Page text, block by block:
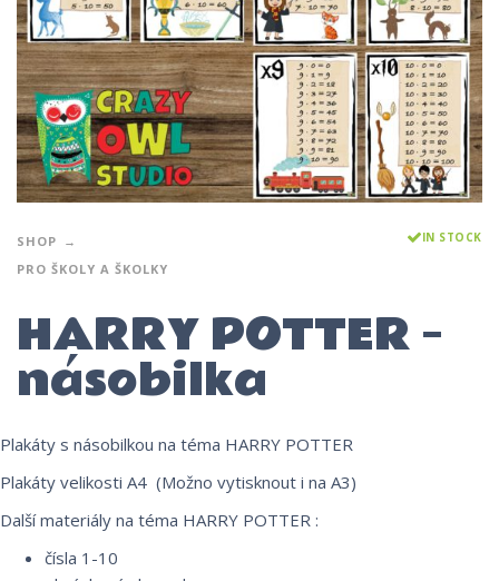
SHOP
PRO ŠKOLY A ŠKOLKY
IN STOCK
HARRY POTTER –
násobilka
Plakáty s násobilkou na téma HARRY POTTER
Plakáty velikosti A4 (Možno vytisknout i na A3)
Další materiály na téma HARRY POTTER :
čísla 1-10